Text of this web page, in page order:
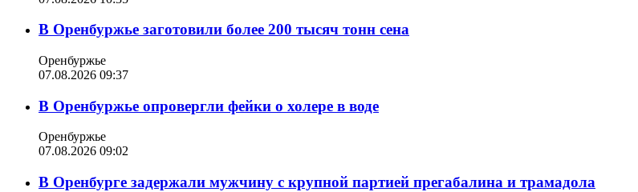
В Оренбуржье заготовили более 200 тысяч тонн сена
Оренбуржье
07.08.2026 09:37
В Оренбуржье опровергли фейки о холере в воде
Оренбуржье
07.08.2026 09:02
В Оренбурге задержали мужчину с крупной партией прегабалина и трамадола